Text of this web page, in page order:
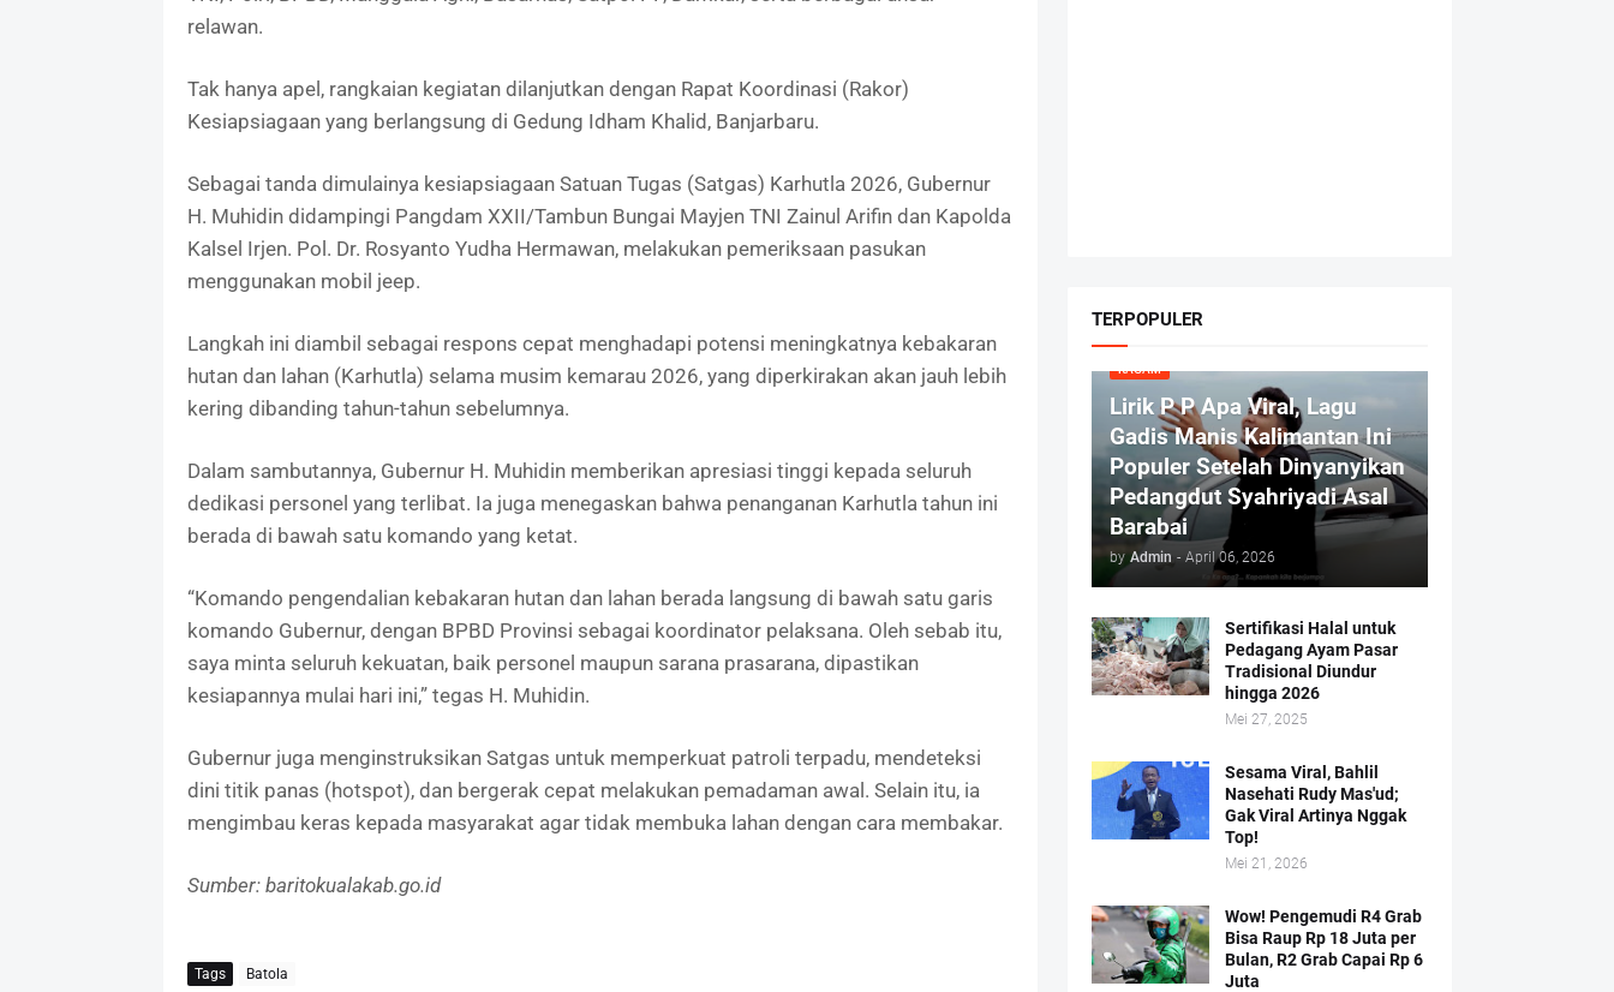
relawan.
Tak hanya apel, rangkaian kegiatan dilanjutkan dengan Rapat Koordinasi (Rakor)
Kesiapsiagaan yang berlangsung di Gedung Idham Khalid, Banjarbaru.
Sebagai tanda dimulainya kesiapsiagaan Satuan Tugas (Satgas) Karhutla 2026, Gubernur
H. Muhidin didampingi Pangdam XXII/Tambun Bungai Mayjen TNI Zainul Arifin dan Kapolda
Kalsel Irjen. Pol. Dr. Rosyanto Yudha Hermawan, melakukan pemeriksaan pasukan
menggunakan mobil jeep.
Langkah ini diambil sebagai respons cepat menghadapi potensi meningkatnya kebakaran
hutan dan lahan (Karhutla) selama musim kemarau 2026, yang diperkirakan akan jauh lebih
kering dibanding tahun-tahun sebelumnya.
Dalam sambutannya, Gubernur H. Muhidin memberikan apresiasi tinggi kepada seluruh
dedikasi personel yang terlibat. Ia juga menegaskan bahwa penanganan Karhutla tahun ini
berada di bawah satu komando yang ketat.
“Komando pengendalian kebakaran hutan dan lahan berada langsung di bawah satu garis
komando Gubernur, dengan BPBD Provinsi sebagai koordinator pelaksana. Oleh sebab itu,
saya minta seluruh kekuatan, baik personel maupun sarana prasarana, dipastikan
kesiapannya mulai hari ini,” tegas H. Muhidin.
Gubernur juga menginstruksikan Satgas untuk memperkuat patroli terpadu, mendeteksi
dini titik panas (hotspot), dan bergerak cepat melakukan pemadaman awal. Selain itu, ia
mengimbau keras kepada masyarakat agar tidak membuka lahan dengan cara membakar.
Sumber: baritokualakab.go.id
Tags Batola
TERPOPULER
RAGAM
Lirik P P Apa Viral, Lagu
Gadis Manis Kalimantan Ini
Populer Setelah Dinyanyikan
Pedangdut Syahriyadi Asal
Barabai
by Admin - April 06, 2026
Sertifikasi Halal untuk
Pedagang Ayam Pasar
Tradisional Diundur
hingga 2026
Mei 27, 2025
Sesama Viral, Bahlil
Nasehati Rudy Mas'ud;
Gak Viral Artinya Nggak
Top!
Mei 21, 2026
Wow! Pengemudi R4 Grab
Bisa Raup Rp 18 Juta per
Bulan, R2 Grab Capai Rp 6
Juta